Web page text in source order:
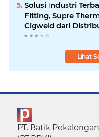
Solusi Industri
Fitting, Supre
Cigweld dari
Indonesia
Lihat
PT. Batik